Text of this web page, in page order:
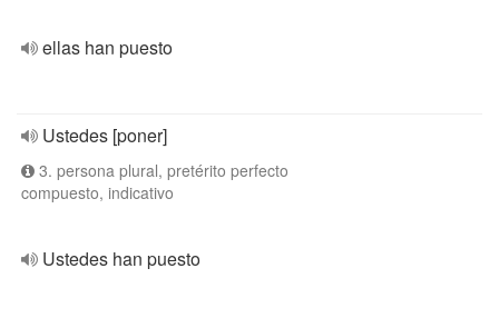
ellas han puesto
Ustedes [poner]
3. persona plural, pretérito perfecto
compuesto, indicativo
Ustedes han puesto